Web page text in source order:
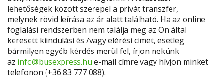
lehetőségek között szerepel a privát transzfer,
melynek rövid leírása az ár alatt található. Ha az online
foglalási rendszerben nem találja meg az Ön által
keresett kiindulási és /vagy elérési címet, esetleg
bármilyen egyéb kérdés merül fel, írjon nekünk
az info@busexpress.hu e-mail címre vagy hívjon minket
telefonon (+36 83 777 088).